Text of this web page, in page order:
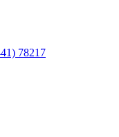
78217